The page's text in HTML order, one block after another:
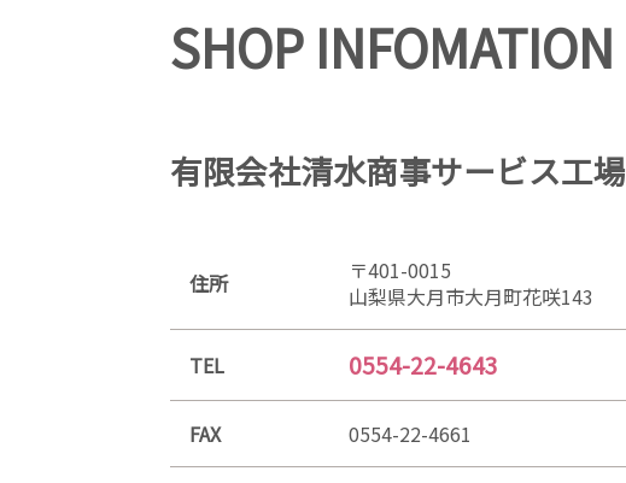
SHOP INFOMATION
有限会社清水商事サービス工場
住所
〒401-0015
山梨県大月市大月町花咲143
TEL 0554-22-4643
FAX 0554-22-4661